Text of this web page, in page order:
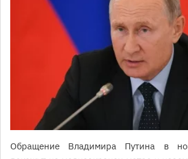
Обращение Владимира Путина в